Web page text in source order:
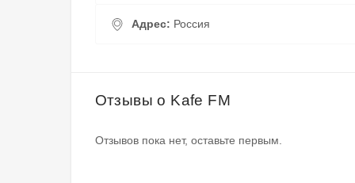
Адрес: Россия
Отзывы о Kafe FM
Отзывов пока нет, оставьте первым.